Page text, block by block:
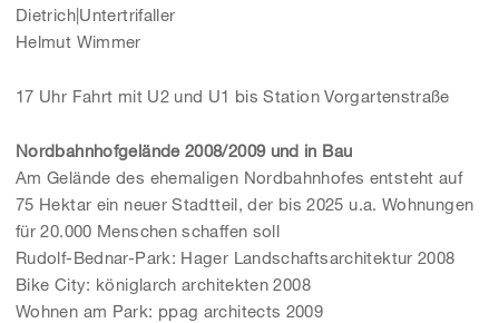
Dietrich|Untertrifaller
Helmut Wimmer
17 Uhr Fahrt mit U2 und U1 bis Station Vorgartenstraße
Nordbahnhofgelände 2008/2009 und in Bau
Am Gelände des ehemaligen Nordbahnhofes entsteht auf
75 Hektar ein neuer Stadtteil, der bis 2025 u.a. Wohnungen
für 20.000 Menschen schaffen soll
Rudolf-Bednar-Park: Hager Landschaftsarchitektur 2008
Bike City: königlarch architekten 2008
Wohnen am Park: ppag architects 2009